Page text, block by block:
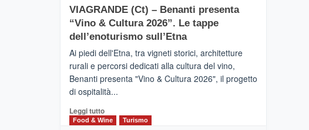
la
Valle
Alcantara
nei
primi
classifica
siciliana
IL
SAN
DOMENICO
TAORMINA,
UN
HOTEL
FOUR
PRESENTA
IL
VIAGRANDE (Ct) – Benanti presenta
“Vino & Cultura 2026”. Le tappe
dell’enoturismo sull’Etna
Ai piedi dell'Etna, tra vigneti storici, architetture
rurali e percorsi dedicati alla cultura del vino,
Benanti presenta "Vino & Cultura 2026", il progetto
di ospitalità...
Leggi tuttoLeggi
di
Food & Wine Turismo